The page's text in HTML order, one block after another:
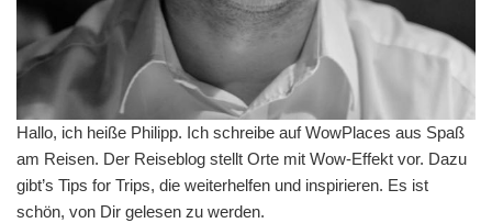
Hallo, ich heiße Philipp. Ich schreibe auf WowPlaces aus Spaß
am Reisen. Der Reiseblog stellt Orte mit Wow-Effekt vor. Dazu
gibt’s Tips for Trips, die weiterhelfen und inspirieren. Es ist
schön, von Dir gelesen zu werden.